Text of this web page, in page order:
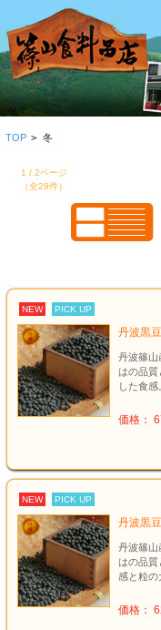
TOP > 冬
1 / 2ページ
（全29件）
NEW PICK UP
丹波黒
丹波篠山
はの品質
した食感
価格：
NEW PICK UP
丹波黒
丹波篠山
はの品質
感と粒の
価格：